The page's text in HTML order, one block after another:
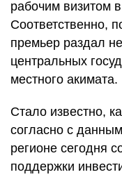
рабочим визитом
Соответственно,
премьер раздал
центральных
местного акимата.
Стало известно,
согласно с
регионе сегодня
поддержки